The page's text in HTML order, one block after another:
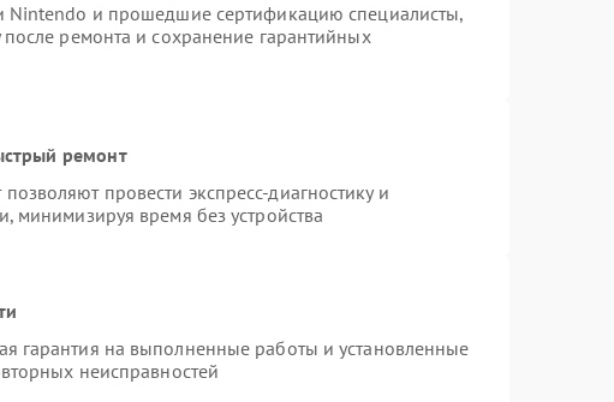
Nintendo и прошедшие сертификацию специалисты,
после ремонта и сохранение гарантийных
ремонт
провести экспресс-диагностику и
минимизируя время без устройства
гарантия на выполненные работы и установленные
неисправностей